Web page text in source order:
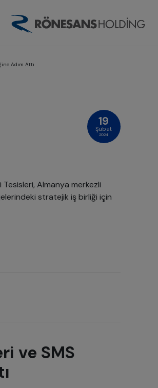
Adım Attı
19
Şubat
2024
Almanya merkezli
stratejik iş birliği için
ve SMS